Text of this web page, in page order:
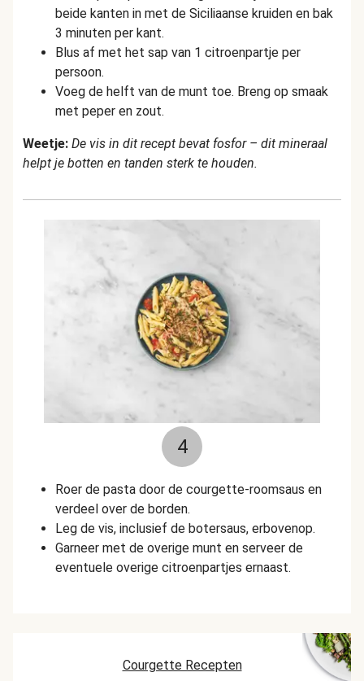
beide kanten in met de Siciliaanse kruiden en bak
3 minuten per kant.
Blus af met het sap van 1 citroenpartje per
persoon.
Voeg de helft van de munt toe. Breng op smaak
met peper en zout.
Weetje: De vis in dit recept bevat fosfor – dit mineraal
helpt je botten en tanden sterk te houden.
4
Roer de pasta door de courgette-roomsaus en
verdeel over de borden.
Leg de vis, inclusief de botersaus, erbovenop.
Garneer met de overige munt en serveer de
eventuele overige citroenpartjes ernaast.
Courgette Recepten